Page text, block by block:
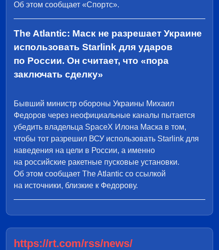
Об этом сообщает «Спортс».
The Atlantic: Маск не разрешает Украине
использовать Starlink для ударов
по России. Он считает, что «пора
заключать сделку»
Бывший министр обороны Украины Михаил
Федоров через неофициальные каналы пытается
убедить владельца SpaceX Илона Маска в том,
чтобы тот разрешил ВСУ использовать Starlink для
наведения на цели в России, а именно
на российские ракетные пусковые установки.
Об этом сообщает The Atlantic со ссылкой
на источники, близкие к Федорову.
https://rt.com/rss/news/